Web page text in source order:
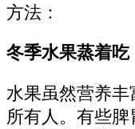
方法：
冬季水果蒸着吃
水果虽然营养
所有人。有些